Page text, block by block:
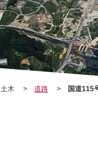
株
土木 道路
国道115